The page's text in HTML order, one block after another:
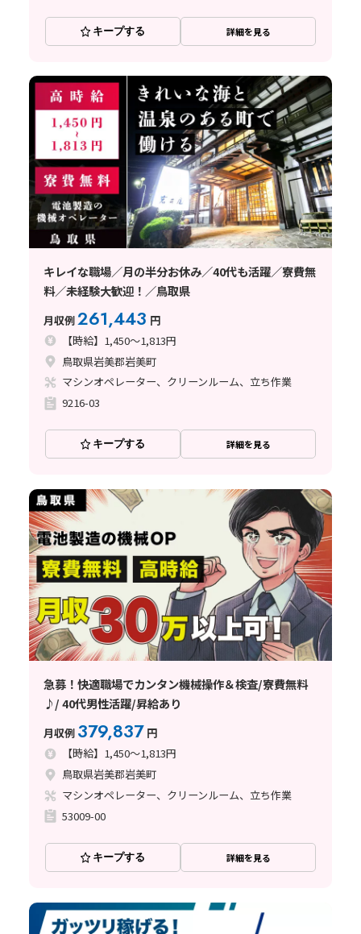
キープする 詳細を見る
キレイな職場／月の半分お休み／40代も活躍／寮費無
料／未経験大歓迎！／鳥取県
月収例261,443 円
【時給】1,450～1,813円
鳥取県岩美郡岩美町
マシンオペレーター、クリーンルーム、立ち作業
9216-03
キープする 詳細を見る
急募！快適職場でカンタン機械操作＆検査/寮費無料
♪/ 40代男性活躍/昇給あり
月収例 379,837 円
【時給】1,450～1,813円
鳥取県岩美郡岩美町
マシンオペレーター、クリーンルーム、立ち作業
53009-00
キープする 詳細を見る